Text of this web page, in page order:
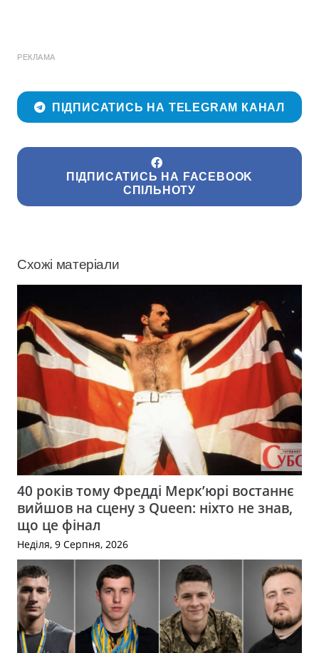
РЕКЛАМА
ПІДПИСАТИСЬ НА TELEGRAM КАНАЛ
ПІДПИСАТИСЬ НА FACEBOOK
СПІЛЬНОТУ
Схожі матеріали
40 років тому Фредді Мерк’юрі востаннє
вийшов на сцену з Queen: ніхто не знав,
що це фінал
Неділя, 9 Серпня, 2026